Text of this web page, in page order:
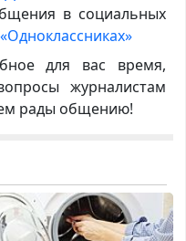
в социальных
«Одноклассниках»
для вас время,
журналистам
рады общению!